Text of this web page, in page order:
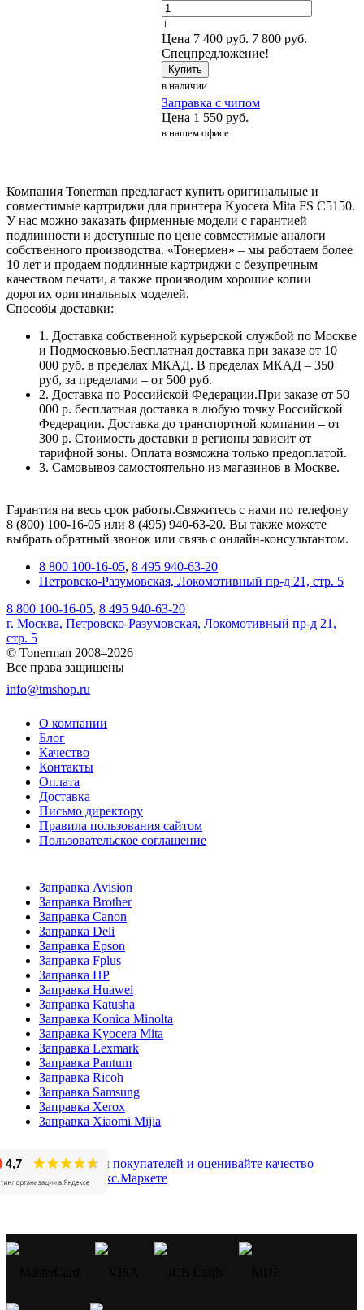
+
Цена 7 400 руб. 7 800 руб.
Спецпредложение!
Купить
в наличии
Заправка с чипом
Цена 1 550 руб.
в нашем офисе
Компания Tonerman предлагает купить оригинальные и
совместимые картриджи для принтера Kyocera Mita FS C5150.
У нас можно заказать фирменные модели с гарантией
подлинности и доступные по цене совместимые аналоги
собственного производства. «Тонермен» – мы работаем более
10 лет и продаем подлинные картриджи с безупречным
качеством печати, а также производим хорошие копии
дорогих оригинальных моделей.
Способы доставки:
1. Доставка собственной курьерской службой по Москве
и Подмосковью.Бесплатная доставка при заказе от 10
000 руб. в пределах МКАД. В пределах МКАД – 350
руб, за пределами – от 500 руб.
2. Доставка по Российской Федерации.При заказе от 50
000 р. бесплатная доставка в любую точку Российской
Федерации. Доставка до транспортной компании – от
300 р. Стоимость доставки в регионы зависит от
тарифной зоны. Оплата возможна только предоплатой.
3. Самовывоз самостоятельно из магазинов в Москве.
Гарантия на весь срок работы.Свяжитесь с нами по телефону
8 (800) 100-16-05 или 8 (495) 940-63-20. Вы также можете
выбрать обратный звонок или связь с онлайн-консультантом.
8 800 100-16-05, 8 495 940-63-20
Петровско-Разумовская, Локомотивный пр-д 21, стр. 5
8 800 100-16-05, 8 495 940-63-20
г. Москва, Петровско-Разумовская, Локомотивный пр-д 21,
стр. 5
© Tonerman 2008–2026
Все права защищены
info@tmshop.ru
О компании
Блог
Качество
Контакты
Оплата
Доставка
Письмо директору
Правила пользования сайтом
Пользовательское соглашение
Заправка Avision
Заправка Brother
Заправка Canon
Заправка Deli
Заправка Epson
Заправка Fplus
Заправка HP
Заправка Huawei
Заправка Katusha
Заправка Konica Minolta
Заправка Kyocera Mita
Заправка Lexmark
Заправка Pantum
Заправка Ricoh
Заправка Samsung
Заправка Xerox
Заправка Xiaomi Mijia